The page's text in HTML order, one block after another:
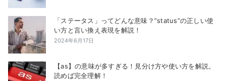
「ステータス」ってどんな意味？”status”の正しい使
い方と言い換え表現を解説！
2024年6月17日
【as】の意味が多すぎる！見分け方や使い方を解説。
読めば完全理解！